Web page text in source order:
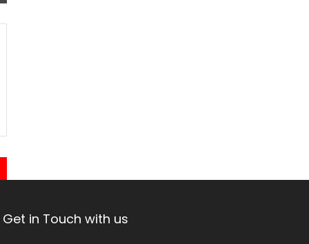
Get in Touch with us